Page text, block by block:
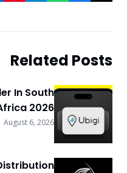
Related Posts
In South
2026
August 6, 2026